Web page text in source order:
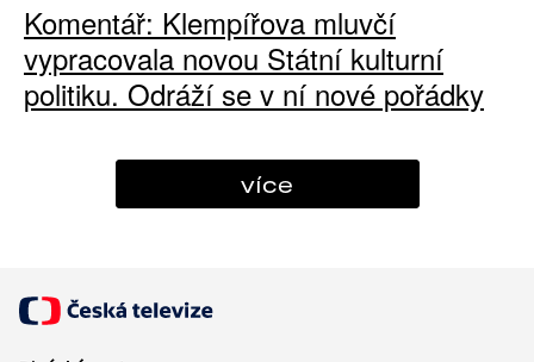
Komentář: Klempířova mluvčí
vypracovala novou Státní kulturní
politiku. Odráží se v ní nové pořádky
více